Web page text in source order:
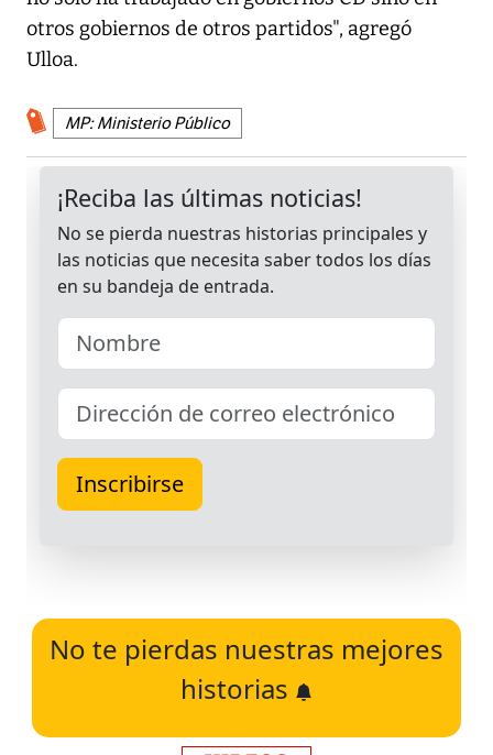
otros gobiernos de otros partidos", agregó
Ulloa.
MP: Ministerio Público
No te pierdas nuestras mejores
historias